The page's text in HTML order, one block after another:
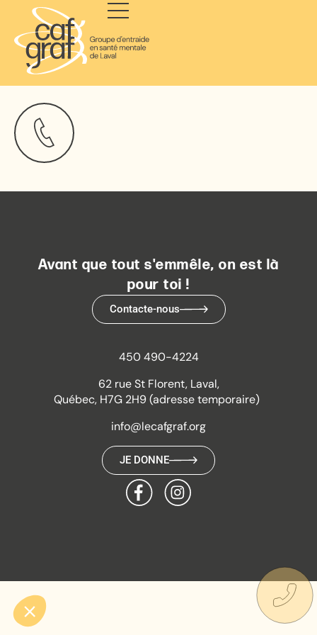
Avant que tout s'emmêle, on est là
pour toi !
Contacte-nous
450 490-4224
62 rue St Florent, Laval,
Québec, H7G 2H9 (adresse temporaire)
info@lecafgraf.org
JE DONNE